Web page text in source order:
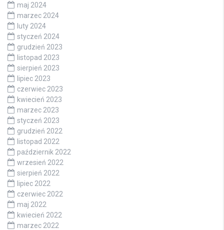
maj 2024
marzec 2024
luty 2024
styczeń 2024
grudzień 2023
listopad 2023
sierpień 2023
lipiec 2023
czerwiec 2023
kwiecień 2023
marzec 2023
styczeń 2023
grudzień 2022
listopad 2022
październik 2022
wrzesień 2022
sierpień 2022
lipiec 2022
czerwiec 2022
maj 2022
kwiecień 2022
marzec 2022